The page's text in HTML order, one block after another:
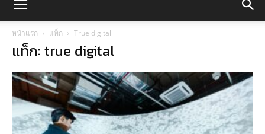
หน้าแรก แท็ก True digital
แท็ก: true digital